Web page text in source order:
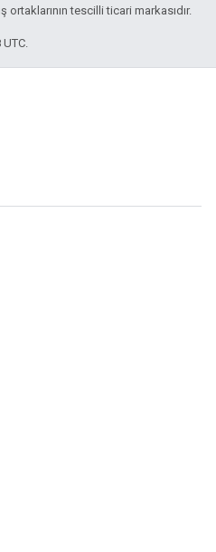
ortaklarının tescilli ticari markasıdır.